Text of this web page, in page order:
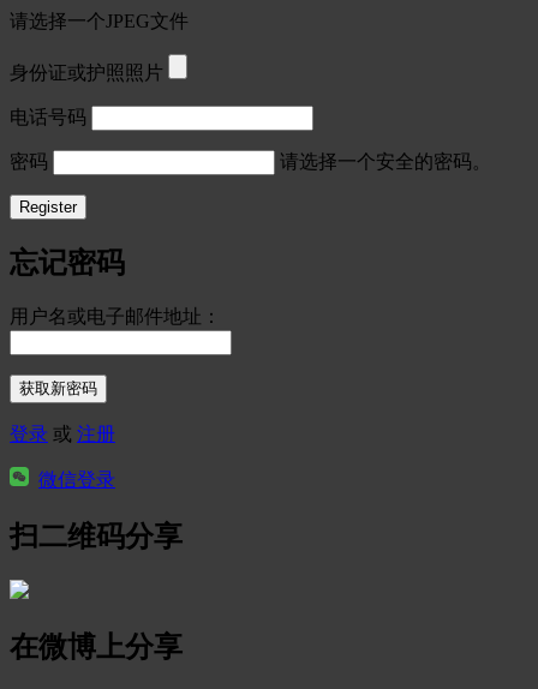
请选择一个JPEG文件
身份证或护照照片
电话号码
密码 请选择一个安全的密码。
忘记密码
用户名或电子邮件地址：
登录 或 注册
微信登录
扫二维码分享
在微博上分享